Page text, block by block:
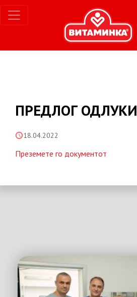
ПРЕДЛОГ ОДЛУКИ
18.04.2022
Преземете го документот